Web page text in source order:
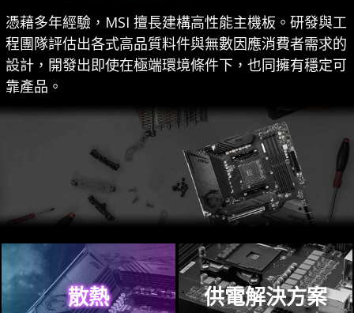
憑藉多年經驗，MSI 擅長建構高性能主機板。研發與工
程團隊評估出各式高品質料件與無數因應消費者需求的
設計，開發出即使在極端環境條件下，也同擁有穩定可
靠產品。
散熱 供電解決方案